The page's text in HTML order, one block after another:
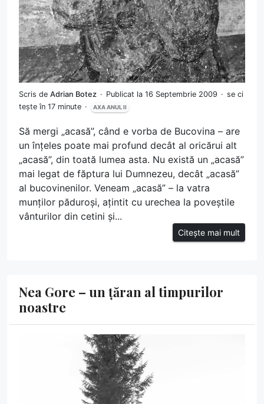
Scris de Adrian Botez Publicat la 16 Septembrie 2009
se ci
tește în 17 minute
AXA ANUL II
Să mergi „acasă”, când e vorba de Bucovina – are
un înțeles poate mai profund decât al oricărui alt
„acasă”, din toată lumea asta. Nu există un „acasă”
mai legat de făptura lui Dumnezeu, decât „acasă”
al bucovinenilor. Veneam „acasă” – la vatra
munților păduroși, ațintit cu urechea la poveștile
vânturilor din cetini și...
Citește mai mult
Nea Gore – un țăran al timpurilor
noastre